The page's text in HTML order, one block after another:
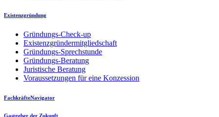
Existenzgründung
Gründungs-Check-up
Existenzgründermitgliedschaft
Gründungs-Sprechstunde
Gründungs-Beratung
Juristische Beratung
Voraussetzungen für eine Konzession
FachkräfteNavigator
Gastgeber der Zukunft